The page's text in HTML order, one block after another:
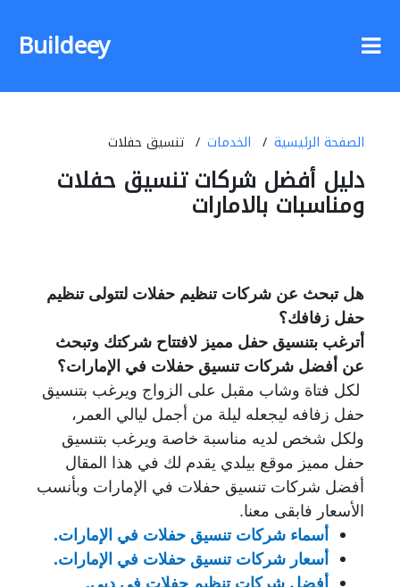
Buildeey
الصفحة الرئيسية الخدمات تنسيق حفلات
دليل أفضل شركات تنسيق حفلات
ومناسبات بالامارات
هل تبحث عن شركات تنظيم حفلات لتتولى تنظيم
حفل زفافك؟
أترغب بتنسيق حفل مميز لافتتاح شركتك وتبحث
عن أفضل شركات تنسيق حفلات في الإمارات؟
لكل فتاة وشاب مقبل على الزواج ويرغب بتنسيق
حفل زفافه ليجعله ليلة من أجمل ليالي العمر،
ولكل شخص لديه مناسبة خاصة ويرغب بتنسيق
حفل مميز موقع بيلدي يقدم لك في هذا المقال
أفضل شركات تنسيق حفلات في الإمارات وبأنسب
الأسعار فابقى معنا.
أسماء شركات تنسيق حفلات في الإمارات.
أسعار شركات تنسيق حفلات في الإمارات.
أفضل شركات تنظيم حفلات في دبي.